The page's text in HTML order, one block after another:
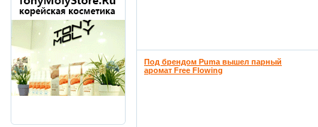
Под брендом Puma вышел парный
аромат Free Flowing